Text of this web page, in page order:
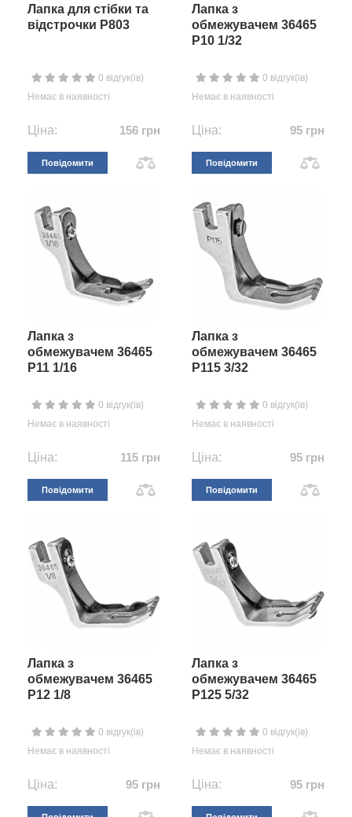
Лапка для стібки та
відстрочки P803
0 відгук(ів)
Немає в наявності
Ціна: 156 грн
Повідомити
Лапка з
обмежувачем 36465
P10 1/32
0 відгук(ів)
Немає в наявності
Ціна: 95 грн
Повідомити
Лапка з
обмежувачем 36465
P11 1/16
0 відгук(ів)
Немає в наявності
Ціна: 115 грн
Повідомити
Лапка з
обмежувачем 36465
P115 3/32
0 відгук(ів)
Немає в наявності
Ціна: 95 грн
Повідомити
Лапка з
обмежувачем 36465
P12 1/8
0 відгук(ів)
Немає в наявності
Ціна: 95 грн
Лапка з
обмежувачем 36465
P125 5/32
0 відгук(ів)
Немає в наявності
Ціна: 95 грн